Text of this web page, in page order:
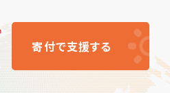
寄付で支援する